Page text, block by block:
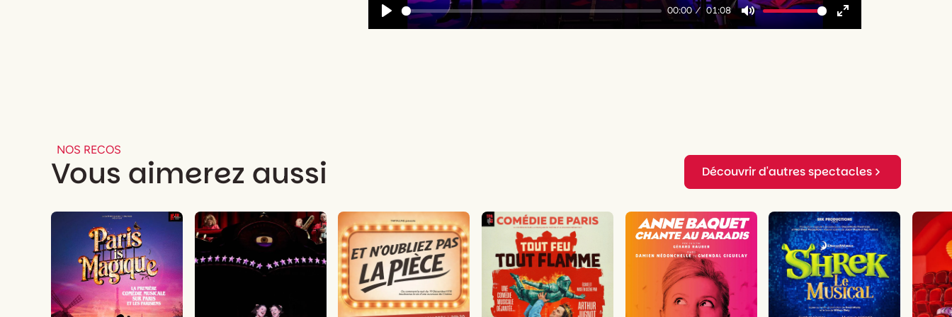
Play
00:00 01:08
Mute
Enter
NOS RECOS
Vous aimerez aussi Découvrir d'autres spectacles